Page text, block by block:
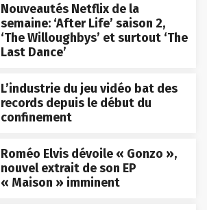
Nouveautés Netflix de la
semaine: ‘After Life’ saison 2,
‘The Willoughbys’ et surtout ‘The
Last Dance’
L’industrie du jeu vidéo bat des
records depuis le début du
confinement
Roméo Elvis dévoile « Gonzo »,
nouvel extrait de son EP
« Maison » imminent